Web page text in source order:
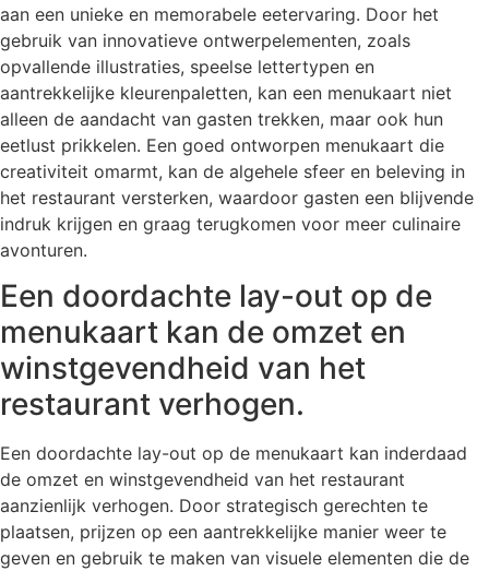
aan een unieke en memorabele eetervaring. Door het
gebruik van innovatieve ontwerpelementen, zoals
opvallende illustraties, speelse lettertypen en
aantrekkelijke kleurenpaletten, kan een menukaart niet
alleen de aandacht van gasten trekken, maar ook hun
eetlust prikkelen. Een goed ontworpen menukaart die
creativiteit omarmt, kan de algehele sfeer en beleving in
het restaurant versterken, waardoor gasten een blijvende
indruk krijgen en graag terugkomen voor meer culinaire
avonturen.
Een doordachte lay-out op de
menukaart kan de omzet en
winstgevendheid van het
restaurant verhogen.
Een doordachte lay-out op de menukaart kan inderdaad
de omzet en winstgevendheid van het restaurant
aanzienlijk verhogen. Door strategisch gerechten te
plaatsen, prijzen op een aantrekkelijke manier weer te
geven en gebruik te maken van visuele elementen die de